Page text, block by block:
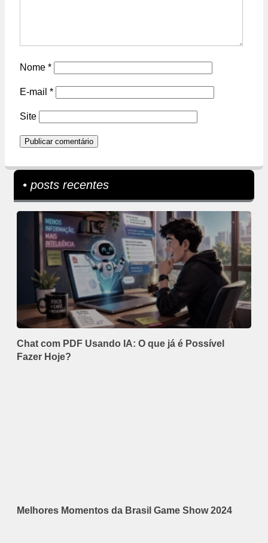
Nome *
E-mail *
Site
• posts recentes
Chat com PDF Usando IA: O que já é Possível
Fazer Hoje?
Melhores Momentos da Brasil Game Show 2024